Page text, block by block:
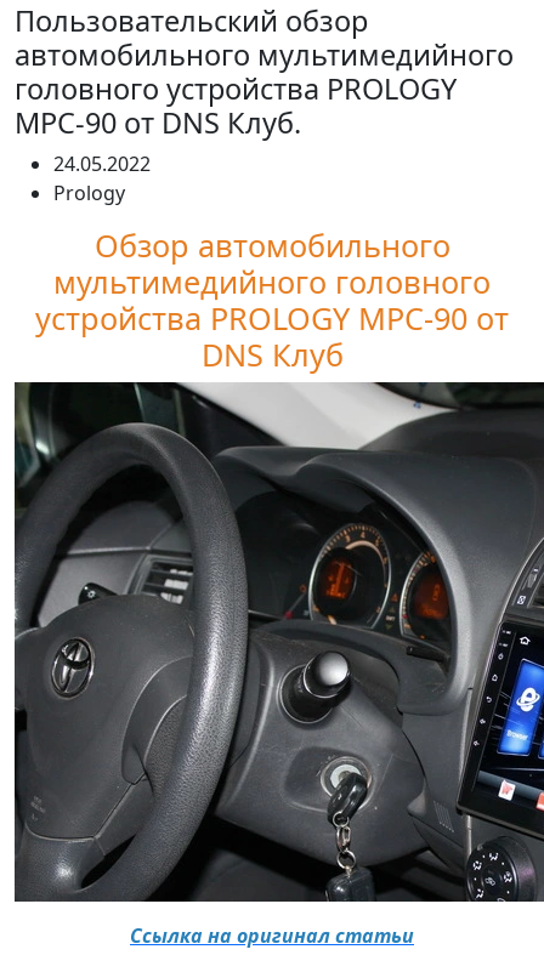
Пользовательский обзор
автомобильного мультимедийного
головного устройства PROLOGY
MPC-90 от DNS Клуб.
24.05.2022
Prology
Обзор автомобильного
мультимедийного головного
устройства PROLOGY MPC-90 от
DNS Клуб
Ссылка на оригинал статьи